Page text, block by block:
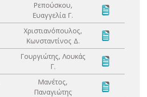
Ρεπούσκου,
Ευαγγελία Γ.
Χριστιανόπουλος,
Κωνσταντίνος Δ.
Γουργιώτης, Λουκάς
Γ.
Μανέτος,
Παναγιώτης